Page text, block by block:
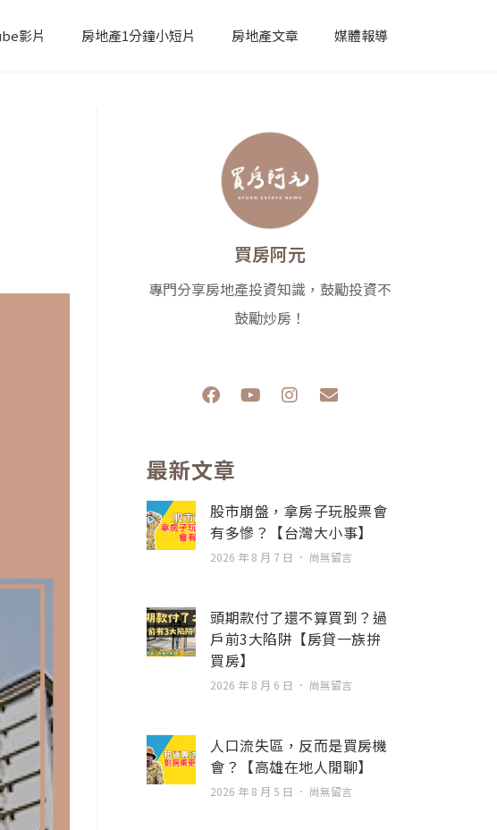
影片 房地產1分鐘小短片 房地產文章 媒體報導
買房阿元
專門分享房地產投資知識，鼓勵投資不
鼓勵炒房！
F
a
b
o
o
k
Y
o
e
I
n
r
a
m
E
n
p
e
最新文章
股市崩盤，拿房子玩股票會
有多慘？【台灣大小事】
2026 年 8 月 7 日 尚無留言
頭期款付了還不算買到？過
戶前3大陷阱【房貸一族拚
買房】
2026 年 8 月 6 日 尚無留言
人口流失區，反而是買房機
會？【高雄在地人閒聊】
2026 年 8 月 5 日 尚無留言